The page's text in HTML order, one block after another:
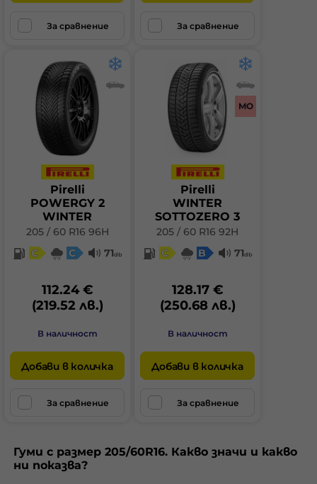
За сравнение За сравнение
Pirelli
POWERGY 2
WINTER
205 / 60 R16 96H
C
C 71db
112.24 €
(219.52 лв.)
В наличност
Добави в количка
За сравнение
MO
Pirelli
WINTER
SOTTOZERO 3
205 / 60 R16 92H
C
B 71db
128.17 €
(250.68 лв.)
В наличност
Добави в количка
За сравнение
Гуми с размер 205/60R16. Какво значи и какво
ни показва?